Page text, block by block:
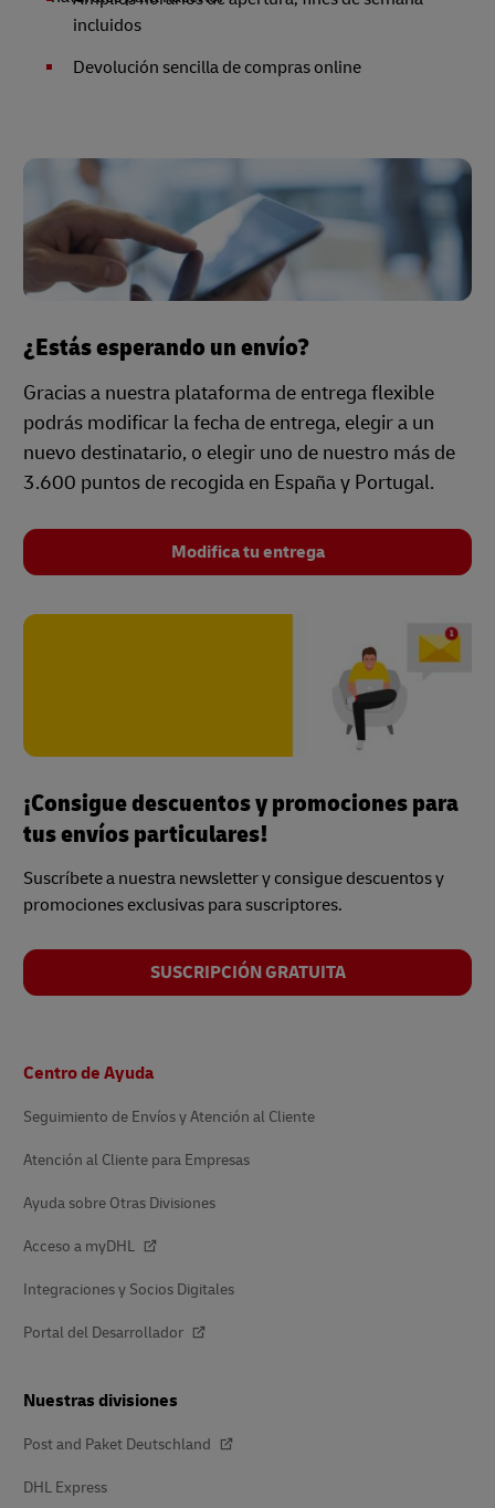
incluidos
Devolución sencilla de compras online
¿Estás esperando un envío?
Gracias a nuestra plataforma de entrega flexible
podrás modificar la fecha de entrega, elegir a un
nuevo destinatario, o elegir uno de nuestro más de
3.600 puntos de recogida en España y Portugal.
Modifica tu entrega
¡Consigue descuentos y promociones para
tus envíos particulares!
Suscríbete a nuestra newsletter y consigue descuentos y
promociones exclusivas para suscriptores.
SUSCRIPCIÓN GRATUITA
de
Centro de Ayuda
Seguimiento de Envíos y Atención al Cliente
Atención al Cliente para Empresas
Ayuda sobre Otras Divisiones
Acceso a myDHL
Integraciones y Socios Digitales
Portal del Desarrollador
Nuestras divisiones
Post and Paket Deutschland
DHL Express